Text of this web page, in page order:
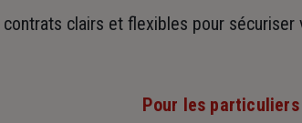
contrats clairs et flexibles pour sécuriser
Pour les particuliers